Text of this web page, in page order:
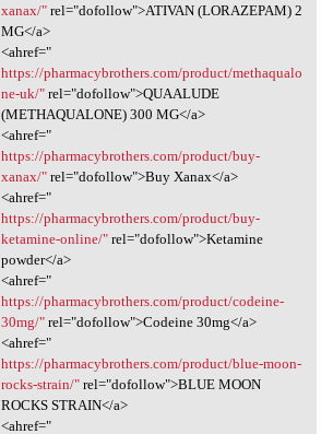
xanax/"rel="dofollow">ATIVAN (LORAZEPAM) 2
MG</a>
<ahref="
https://pharmacybrothers.com/product/methaqualo
ne-uk/"rel="dofollow">QUAALUDE
(METHAQUALONE) 300 MG</a>
<ahref="
https://pharmacybrothers.com/product/buy-
xanax/"rel="dofollow">Buy Xanax</a>
<ahref="
https://pharmacybrothers.com/product/buy-
ketamine-online/"rel="dofollow">Ketamine
powder</a>
<ahref="
https://pharmacybrothers.com/product/codeine-
30mg/"rel="dofollow">Codeine 30mg</a>
<ahref="
https://pharmacybrothers.com/product/blue-moon-
rocks-strain/"rel="dofollow">BLUE MOON
ROCKS STRAIN</a>
<ahref="